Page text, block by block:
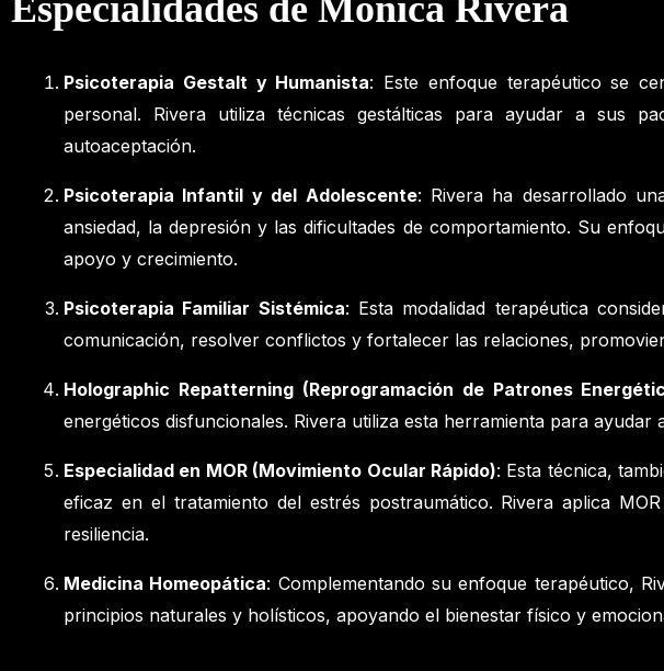
Especialidades de Mónica Rivera
Psicoterapia Gestalt y Humanista: Este enfoque terapéutico se
personal. Rivera utiliza técnicas gestálticas para ayudar a sus
autoaceptación.
Psicoterapia Infantil y del Adolescente: Rivera ha desarrollado
ansiedad, la depresión y las dificultades de comportamiento. Su
apoyo y crecimiento.
Psicoterapia Familiar Sistémica: Esta modalidad terapéutica
comunicación, resolver conflictos y fortalecer las relaciones,
Holographic Repatterning (Reprogramación de Patrones
energéticos disfuncionales. Rivera utiliza esta herramienta para
Especialidad en MOR (Movimiento Ocular Rápido): Esta técnica,
eficaz en el tratamiento del estrés postraumático. Rivera aplica
resiliencia.
Medicina Homeopática: Complementando su enfoque terapéutico,
principios naturales y holísticos, apoyando el bienestar físico y